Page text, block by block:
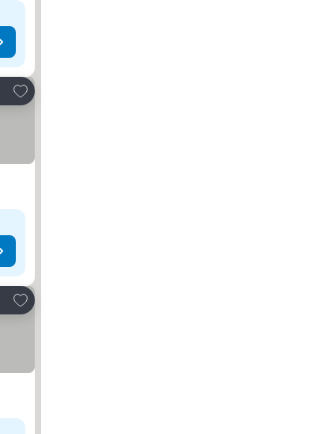
Dodati u favorite
Dodati u favorite